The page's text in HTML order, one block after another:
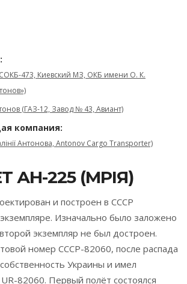
473, Киевский МЗ, ОКБ имени О. К.
(ГАЗ-12, Завод № 43, Авиант)
компания:
Антонова, Antonov Cargo Transporter)
АН-225 (МРIЯ)
и построен в СССР
Изначально было заложено
экземпляр не был достроен.
номер СССР-82060, после распада
Украины и имел
82060. Первый полёт состоялся